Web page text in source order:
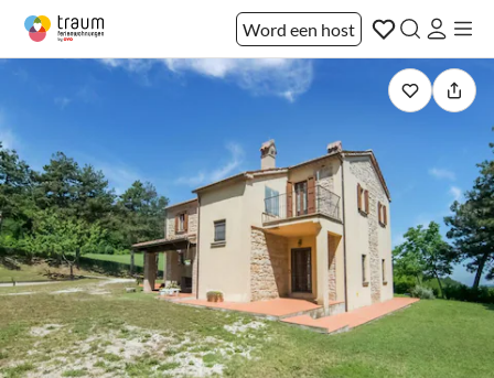
Word een host